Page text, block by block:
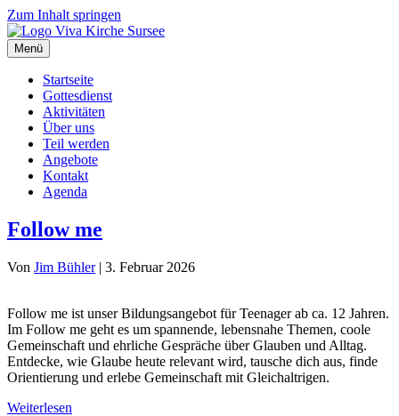
Zum Inhalt springen
Menü
Startseite
Gottesdienst
Aktivitäten
Über uns
Teil werden
Angebote
Kontakt
Agenda
Follow me
Von Jim Bühler| 3. Februar 2026
Follow me ist unser Bildungsangebot für Teenager ab ca. 12 Jahren.
Im Follow me geht es um spannende, lebensnahe Themen, coole
Gemeinschaft und ehrliche Gespräche über Glauben und Alltag.
Entdecke, wie Glaube heute relevant wird, tausche dich aus, finde
Orientierung und erlebe Gemeinschaft mit Gleichaltrigen.
Weiterlesen